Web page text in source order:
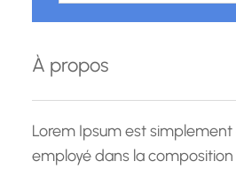
h
r
c
h
À propos
Lorem Ipsum est
employé dans la